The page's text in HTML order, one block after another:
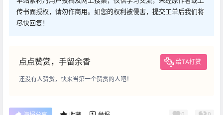
传书面授权，请勿作商用。如您的权利被侵害，提交工单后我们将
尽快回复！
点点赞赏，手留余香 给TA打赏
还没有人赞赏，快来当第一个赞赏的人吧！